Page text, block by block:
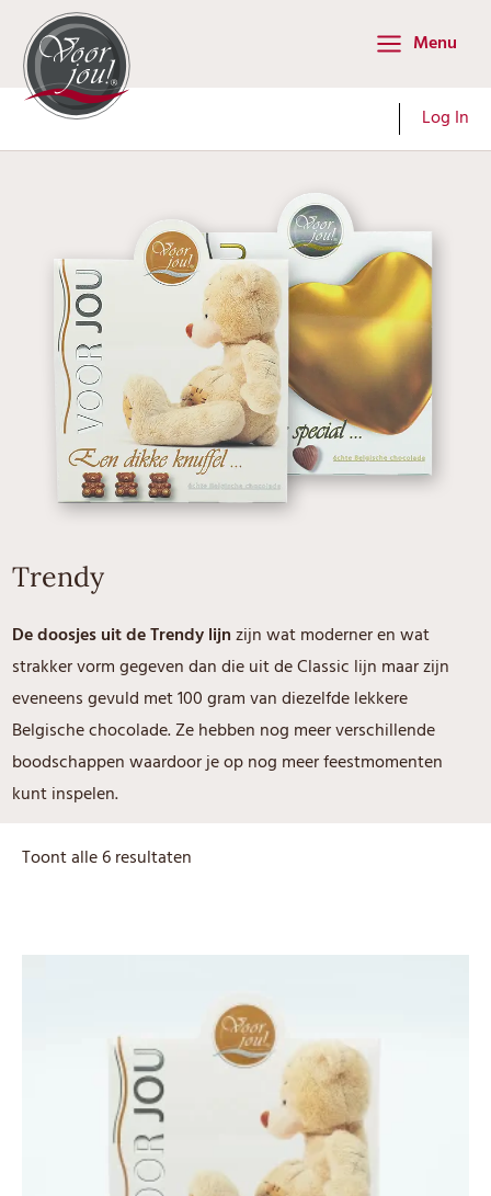
naar
inhoud
Main
Menu
Menu
Log In
Trendy
De doosjes uit de Trendy lijnzijn wat moderner en wat
strakker vorm gegeven dan die uit de Classic lijn maar zijn
eveneens gevuld met 100 gram van diezelfde lekkere
Belgische chocolade. Ze hebben nog meer verschillende
boodschappen waardoor je op nog meer feestmomenten
kunt inspelen.
Toont alle 6 resultaten